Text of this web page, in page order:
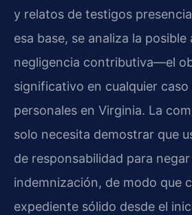
y relatos de testigos
esa base, se analiza la
negligencia contributiva—el
significativo en cualquier caso
personales en Virginia. La
solo necesita demostrar que
de responsabilidad para
indemnización, de modo que
expediente sólido desde el